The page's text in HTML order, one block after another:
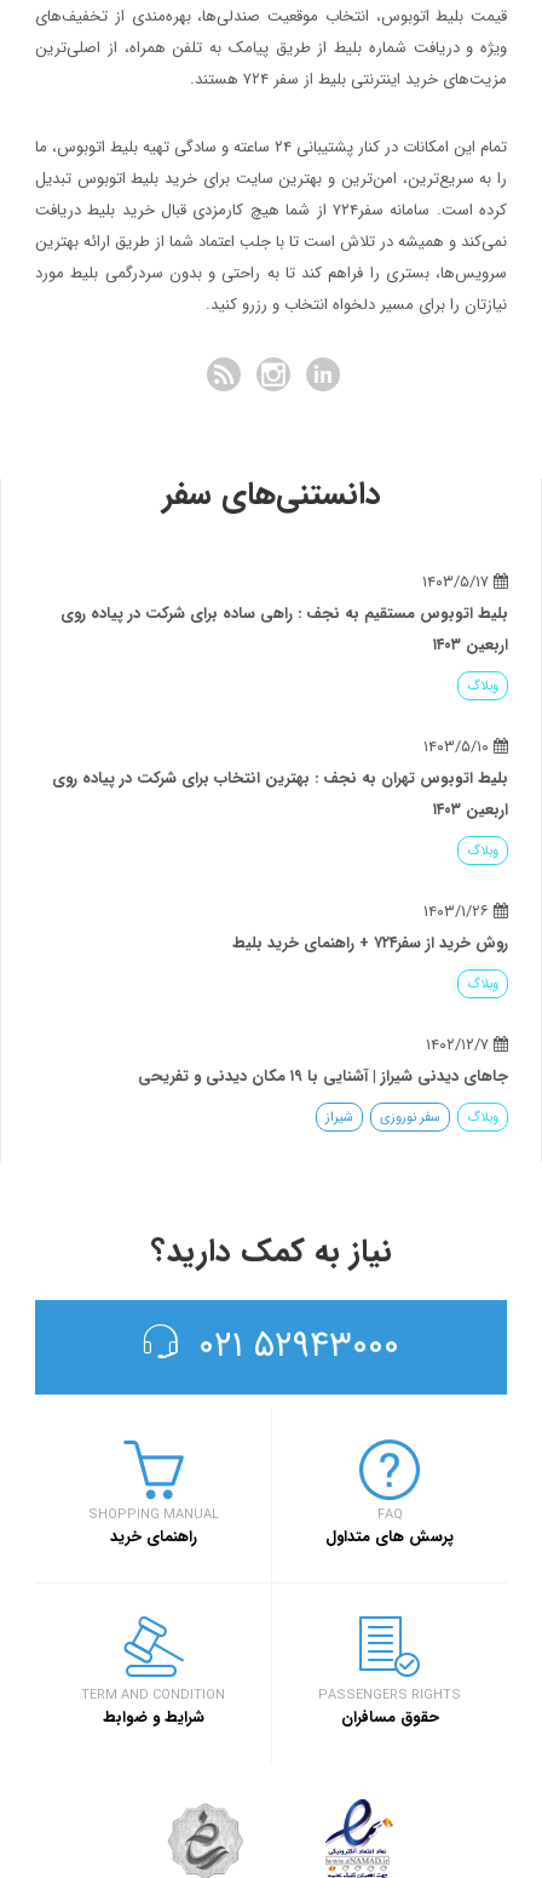
قیمت بلیط اتوبوس، انتخاب موقعیت صندلی‌ها، بهره‌مندی از تخفیف‌های
ویژه و دریافت شماره‌ بلیط از طریق پیامک به تلفن همراه، از اصلی‌ترین
مزیت‌های خرید اینترنتی بلیط از سفر ۷۲۴ هستند.
تمام این امکانات در کنار پشتیبانی‌ ۲۴ ساعته و سادگی تهیه بلیط اتوبوس، ما
را به سریع‌ترین، امن‌ترین و بهترین سایت برای خرید بلیط اتوبوس تبدیل
کرده است. سامانه سفر۷۲۴ از شما هیچ کارمزدی قبال خرید بلیط دریافت
نمی‌کند و همیشه در تلاش است تا با جلب اعتماد شما از طریق ارائه بهترین
سرویس‌ها، بستری را فراهم کند تا به راحتی و بدون سردرگمی بلیط مورد
نیازتان را برای مسیر دلخواه انتخاب و رزرو کنید.
دانستنی‌های سفر
بلیط اتوبوس مستقیم به نجف : راهی ساده برای شرکت در پیاده روی
اربعین ۱۴۰۳
وبلاگ
بلیط اتوبوس تهران به نجف : بهترین انتخاب برای شرکت در پیاده روی
اربعین ۱۴۰۳
وبلاگ
روش خرید از سفر۷۲۴ + راهنمای خرید بلیط
وبلاگ
جاهای دیدنی شیراز | آشنایی با ۱۹ مکان دیدنی و تفریحی
وبلاگ سفر نوروزی شیراز
نیاز به کمک دارید؟
۵۲۹۴۳۰۰۰ ۰۲۱
SHOPPING MANUAL
راهنمای خرید
FAQ
پرسش های متداول
TERM AND CONDITION
شرایط و ضوابط
PASSENGERS RIGHTS
حقوق مسافران